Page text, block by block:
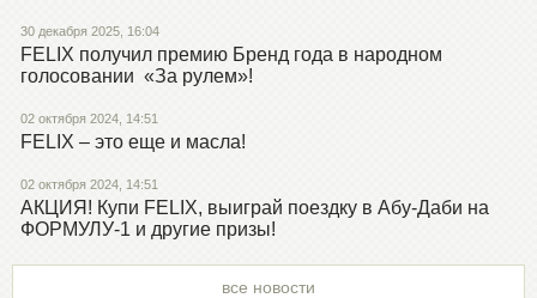
30 декабря 2025, 16:04
FELIX получил премию Бренд года в народном
голосовании «За рулем»!
02 октября 2024, 14:51
FELIX – это еще и масла!
02 октября 2024, 14:51
АКЦИЯ! Купи FELIX, выиграй поездку в Абу-Даби на
ФОРМУЛУ-1 и другие призы!
все новости